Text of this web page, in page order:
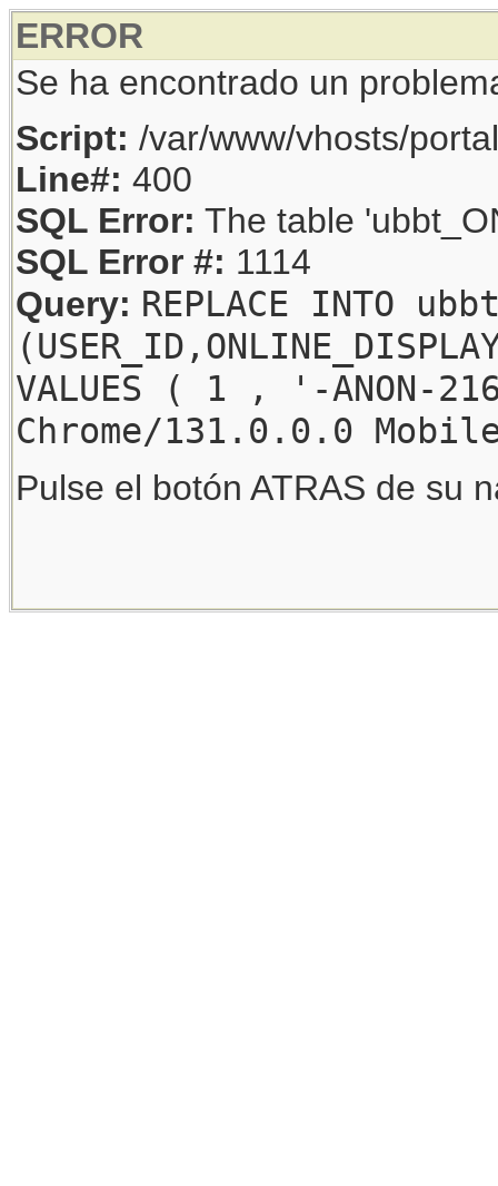
ERROR
Se ha encontrado un
Script: /var/www/vhosts/
Line#: 400
SQL Error: The table
SQL Error #: 1114
Query: REPLACE INTO
VALUES ( 1 , '-
Chrome/131.0.0.0
Pulse el botón ATRAS de su